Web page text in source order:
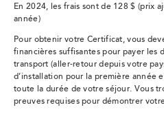
En 2024, les frais sont de 128 $ (prix
année)
Pour obtenir votre Certificat, vous
financières suffisantes pour payer les
transport (aller-retour depuis votre
d’installation pour la première année
toute la durée de votre séjour. Vous
preuves requises pour démontrer